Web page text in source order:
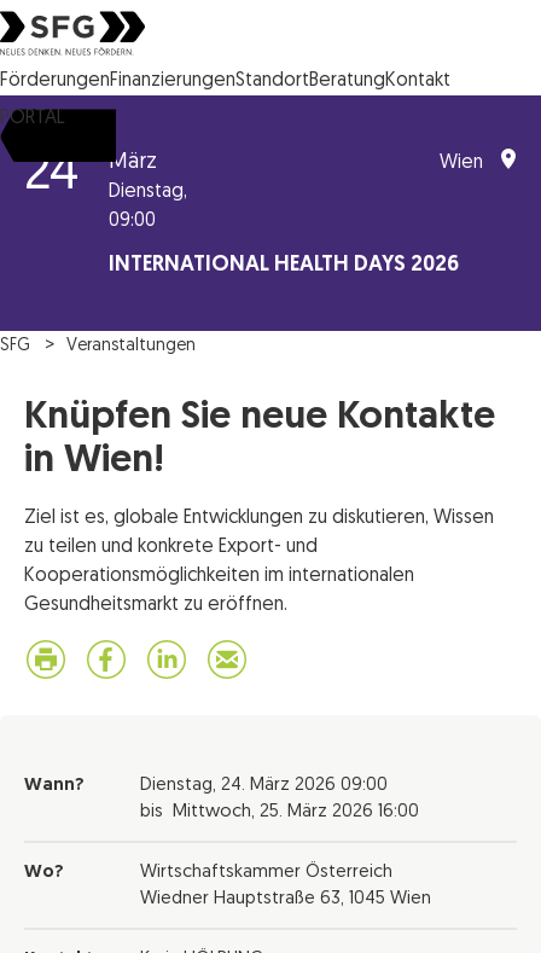
Steirische Wirtschaftsförderungsgesellschaft mbH SFG Logo
FörderungenFinanzierungenStandortBeratungKontakt
PORTAL
24 März
Dienstag,
09:00
INTERNATIONAL HEALTH DAYS 2026
Wien
SFG Veranstaltungen
Knüpfen Sie neue Kontakte
in Wien!
Ziel ist es, globale Entwicklungen zu diskutieren, Wissen
zu teilen und konkrete Export- und
Kooperationsmöglichkeiten im internationalen
Gesundheitsmarkt zu eröffnen.
Wann? Dienstag, 24. März 2026 09:00
bis Mittwoch, 25. März 2026 16:00
Wo?
Wirtschaftskammer Österreich
Wiedner Hauptstraße 63, 1045 Wien